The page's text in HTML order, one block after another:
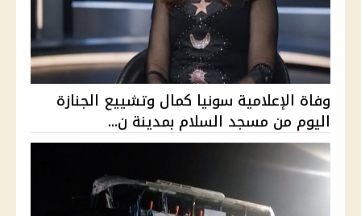
وفاة الإعلامية سونيا كمال وتشييع الجنازة
اليوم من مسجد السلام بمدينة ن...